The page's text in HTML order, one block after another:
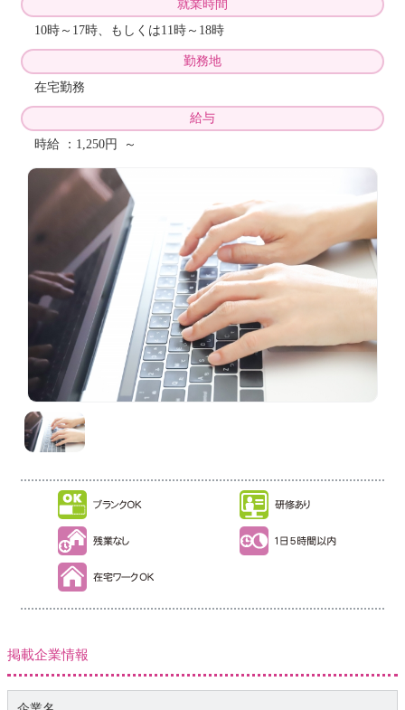
就業時間
10時～17時、もしくは11時～18時
勤務地
在宅勤務
給与
時給 ：1,250円 ～
掲載企業情報